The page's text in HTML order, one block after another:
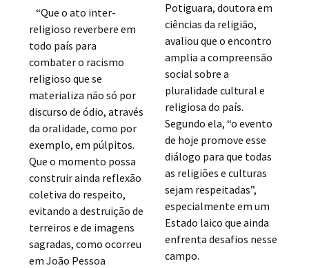
“Que o ato inter-
religioso reverbere em
todo país para
combater o racismo
religioso que se
materializa não só por
discurso de ódio, através
da oralidade, como por
exemplo, em púlpitos.
Que o momento possa
construir ainda reflexão
coletiva do respeito,
evitando a destruição de
terreiros e de imagens
sagradas, como ocorreu
em João Pessoa
Potiguara, doutora em
ciências da religião,
avaliou que o encontro
amplia a compreensão
social sobre a
pluralidade cultural e
religiosa do país.
Segundo ela, “o evento
de hoje promove esse
diálogo para que todas
as religiões e culturas
sejam respeitadas”,
especialmente em um
Estado laico que ainda
enfrenta desafios nesse
campo.